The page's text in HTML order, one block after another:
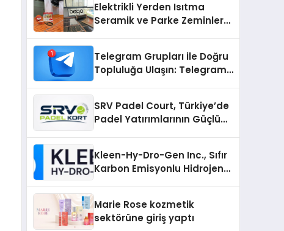
Elektrikli Yerden Isıtma
Seramik ve Parke Zeminler
Telegram Grupları ile Doğru
Topluluğa Ulaşın: Telegram
SRV Padel Court, Türkiye’de
Padel Yatırımlarının Güçlü
Kleen-Hy-Dro-Gen Inc., Sıfır
Karbon Emisyonlu Hidrojen
Aldı
Marie Rose kozmetik
sektörüne giriş yaptı